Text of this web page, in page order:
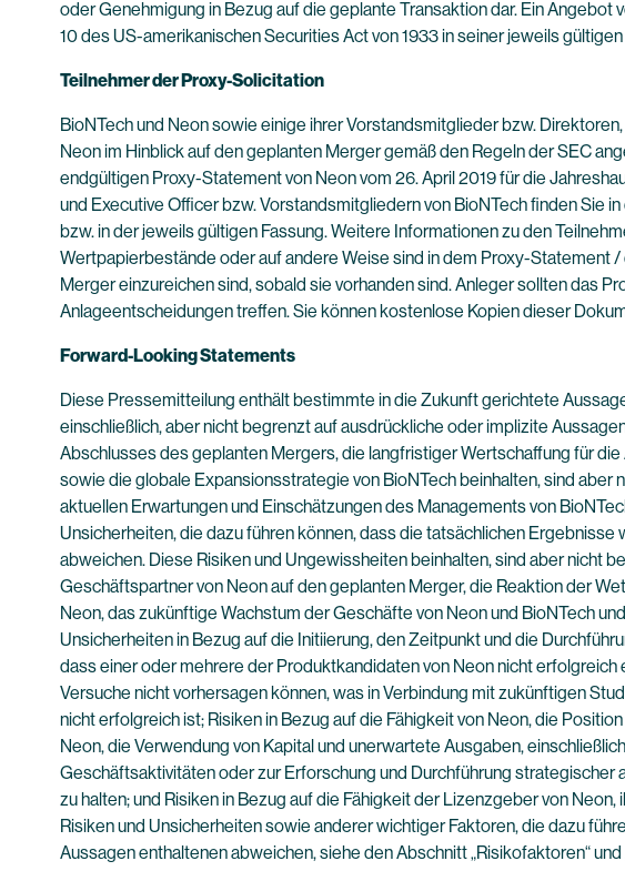
oder Genehmigung in Bezug auf die geplante Transaktion dar. Ein
10 des US-amerikanischen Securities Act von 1933 in seiner jeweils
Teilnehmer der Proxy-Solicitation
BioNTech und Neon sowie einige ihrer Vorstandsmitglieder bzw.
Neon im Hinblick auf den geplanten Merger gemäß den Regeln der SEC
endgültigen Proxy-Statement von Neon vom 26. April 2019 für die
und Executive Officer bzw. Vorstandsmitgliedern von BioNTech finden Sie
bzw. in der jeweils gültigen Fassung. Weitere Informationen zu den
Wertpapierbestände oder auf andere Weise sind in dem Proxy-Statement
Merger einzureichen sind, sobald sie vorhanden sind. Anleger sollten das
Anlageentscheidungen treffen. Sie können kostenlose Kopien dieser
Forward-Looking Statements
Diese Pressemitteilung enthält bestimmte in die Zukunft gerichtete
einschließlich, aber nicht begrenzt auf ausdrückliche oder implizite
Abschlusses des geplanten Mergers, die langfristiger Wertschaffung für
sowie die globale Expansionsstrategie von BioNTech beinhalten, sind
aktuellen Erwartungen und Einschätzungen des Managements von
Unsicherheiten, die dazu führen können, dass die tatsächlichen
abweichen. Diese Risiken und Ungewissheiten beinhalten, sind aber nicht
Geschäftspartner von Neon auf den geplanten Merger, die Reaktion der
Neon, das zukünftige Wachstum der Geschäfte von Neon und BioNTech
Unsicherheiten in Bezug auf die Initiierung, den Zeitpunkt und die
dass einer oder mehrere der Produktkandidaten von Neon nicht
Versuche nicht vorhersagen können, was in Verbindung mit zukünftigen
nicht erfolgreich ist; Risiken in Bezug auf die Fähigkeit von Neon, die
Neon, die Verwendung von Kapital und unerwartete Ausgaben,
Geschäftsaktivitäten oder zur Erforschung und Durchführung strategischer
zu halten; und Risiken in Bezug auf die Fähigkeit der Lizenzgeber von
Risiken und Unsicherheiten sowie anderer wichtiger Faktoren, die dazu
Aussagen enthaltenen abweichen, siehe den Abschnitt „Risikofaktoren“